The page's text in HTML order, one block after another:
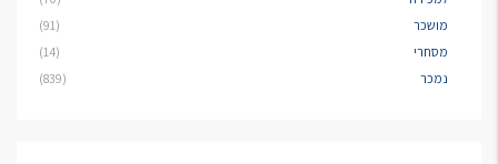
מושכר
(91)
מסחרי
(14)
נמכר
(839)